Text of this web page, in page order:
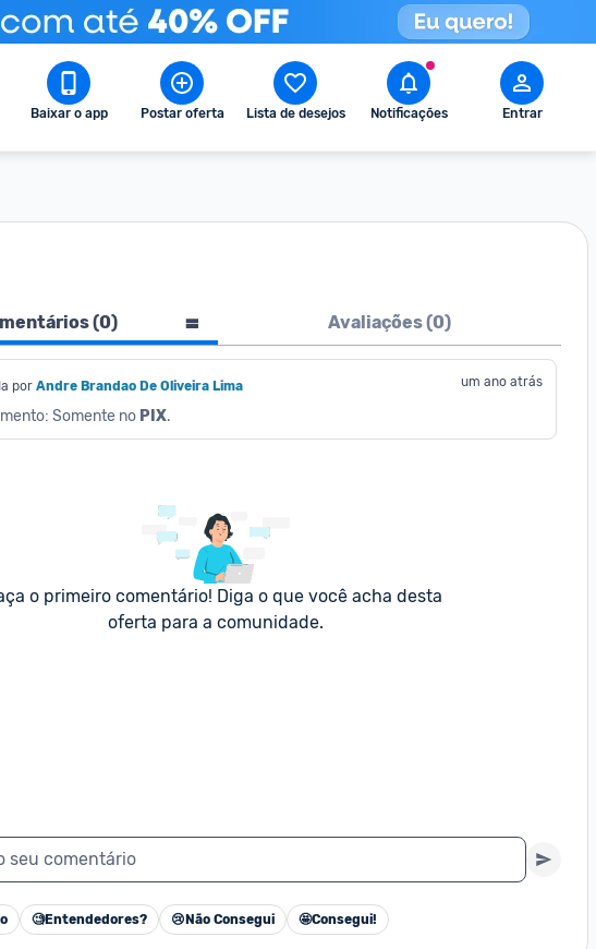
Baixar o app Postar oferta Lista de desejos Notificações Entrar
(0) Avaliações (0)
por Andre Brandao De Oliveira Lima um ano atrás
Somente no PIX.
o primeiro comentário! Diga o que você acha desta
oferta para a comunidade.
seu comentário
🧐Entendedores? 😢 Não Consegui 🤩Consegui!